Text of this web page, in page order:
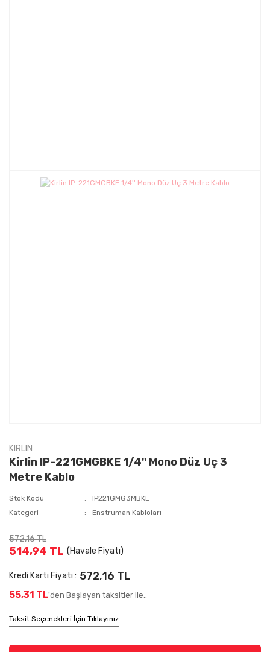
KIRLIN
Kirlin IP-221GMGBKE 1/4'' Mono Düz Uç 3
Metre Kablo
Stok Kodu
IP221GMG3MBKE
Kategori
Enstruman Kabloları
572,16 TL
514,94 TL (Havale Fiyatı)
Kredi Kartı Fiyatı : 572,16 TL
55,31 TL'den Başlayan taksitler ile..
Taksit Seçenekleri İçin Tıklayınız